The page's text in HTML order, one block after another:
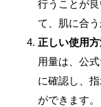
行うことが
て、肌に合
正しい使用
用量は、公
に確認し、
ができます。